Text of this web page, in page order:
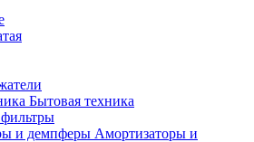
Бытовая техника
Амортизаторы и